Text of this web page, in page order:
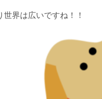
界は広いですね！！